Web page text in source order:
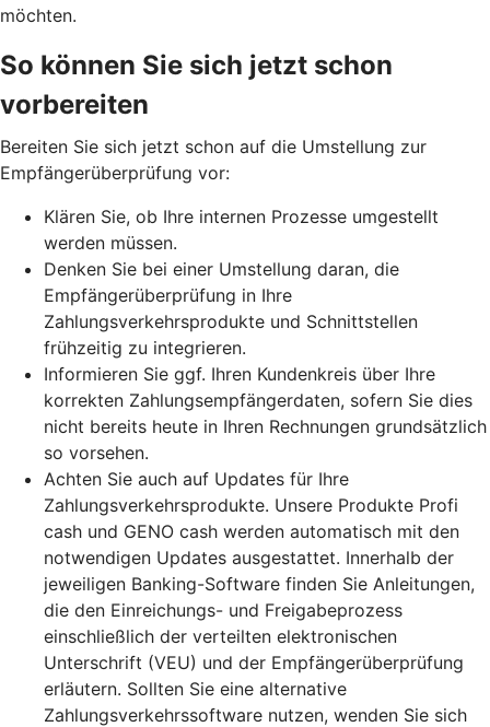
möchten.
So können Sie sich jetzt schon
vorbereiten
Bereiten Sie sich jetzt schon auf die Umstellung zur
Empfängerüberprüfung vor:
Klären Sie, ob Ihre internen Prozesse umgestellt
werden müssen.
Denken Sie bei einer Umstellung daran, die
Empfängerüberprüfung in Ihre
Zahlungsverkehrsprodukte und Schnittstellen
frühzeitig zu integrieren.
Informieren Sie ggf. Ihren Kundenkreis über Ihre
korrekten Zahlungsempfängerdaten, sofern Sie dies
nicht bereits heute in Ihren Rechnungen grundsätzlich
so vorsehen.
Achten Sie auch auf Updates für Ihre
Zahlungsverkehrsprodukte. Unsere Produkte Profi
cash und GENO cash werden automatisch mit den
notwendigen Updates ausgestattet. Innerhalb der
jeweiligen Banking-Software finden Sie Anleitungen,
die den Einreichungs- und Freigabeprozess
einschließlich der verteilten elektronischen
Unterschrift (VEU) und der Empfängerüberprüfung
erläutern. Sollten Sie eine alternative
Zahlungsverkehrssoftware nutzen, wenden Sie sich